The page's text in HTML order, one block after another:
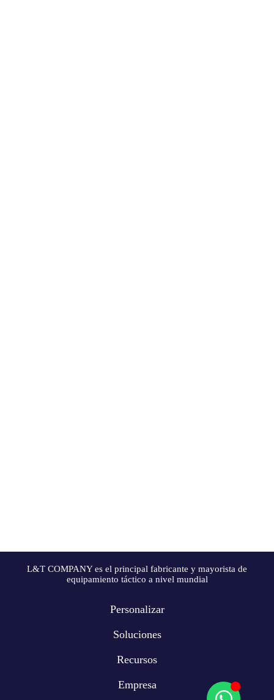
L&T COMPANY es el principal fabricante y mayorista de
equipamiento táctico a nivel mundial
Personalizar
Soluciones
Recursos
Empresa